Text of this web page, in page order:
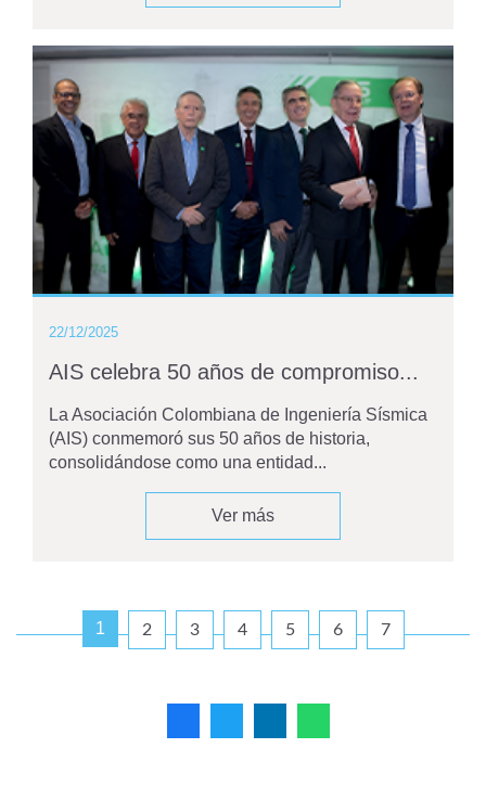
22/12/2025
AIS celebra 50 años de compromiso...
La Asociación Colombiana de Ingeniería Sísmica
(AIS) conmemoró sus 50 años de historia,
consolidándose como una entidad...
Ver más
1 2 3 4 5 6 7